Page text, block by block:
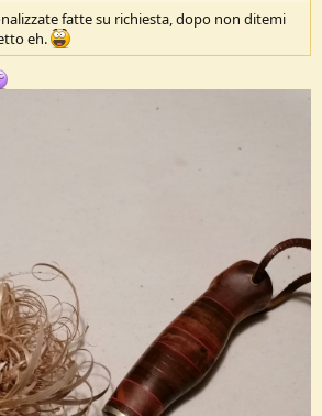
fatte su richiesta, dopo non ditemi
eh.